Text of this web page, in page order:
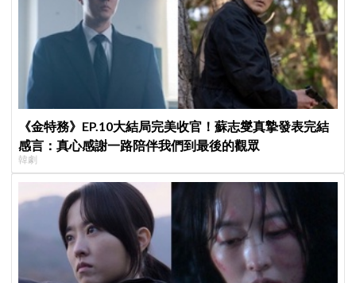
《金特務》EP.10大結局完美收官！蘇志燮真摯發表完結
感言：真心感謝一路陪伴我們到最後的觀眾
韓劇